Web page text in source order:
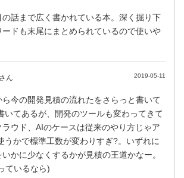
話まで広く書かれている本。深く掘り下
ドも末尾にまとめられているので使いや
さん 2019-05-11
今の開発見積の流れたをさらっと書いて
いてあるが、開発のツールも変わってきて
ウド、AIのケースは従来のやり方じゃア
うかで標準工数が変わりすぎ?。いずれに
かに少なくするかが見積の王道かなー。
ているなら)